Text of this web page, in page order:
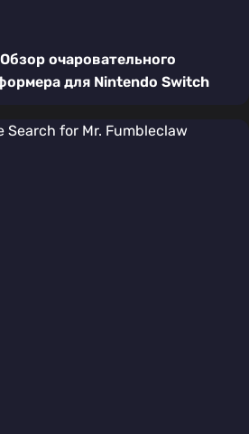
очаровательного
для Nintendo Switch